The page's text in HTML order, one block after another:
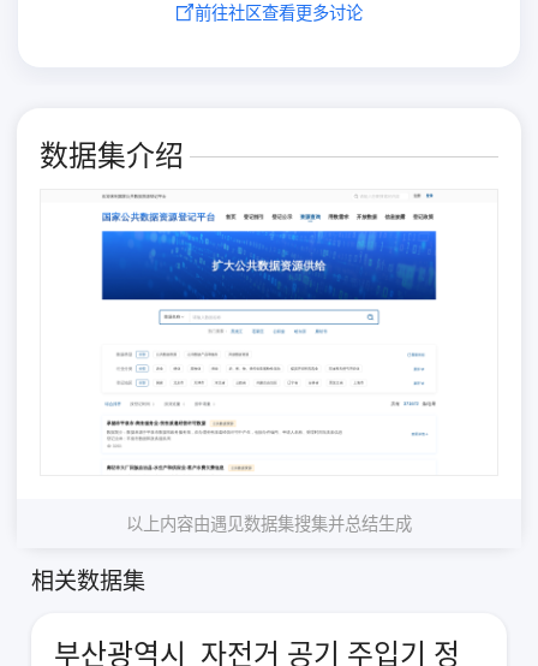
前往社区查看更多讨论
数据集介绍
以上内容由遇见数据集搜集并总结生成
相关数据集
부산광역시_자전거 공기 주입기 정